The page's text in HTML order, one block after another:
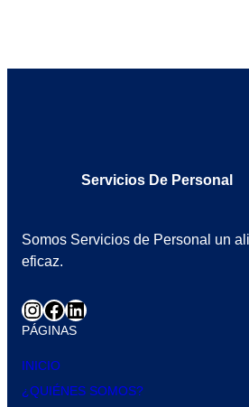
Servicios De Personal
Somos Servicios de Personal un
eficaz.
PÁGINAS
INICIO
¿QUIÉNES SOMOS?